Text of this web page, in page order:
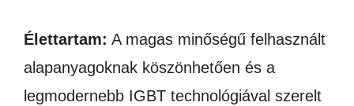
Élettartam: A magas minőségű felhasznált
alapanyagoknak köszönhetően és a
legmodernebb IGBT technológiával szerelt